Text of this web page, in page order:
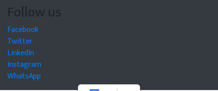
Follow us
Facebook
Twitter
LinkedIn
Instagram
WhatsApp